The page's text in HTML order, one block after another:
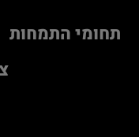
תחומי התמחות